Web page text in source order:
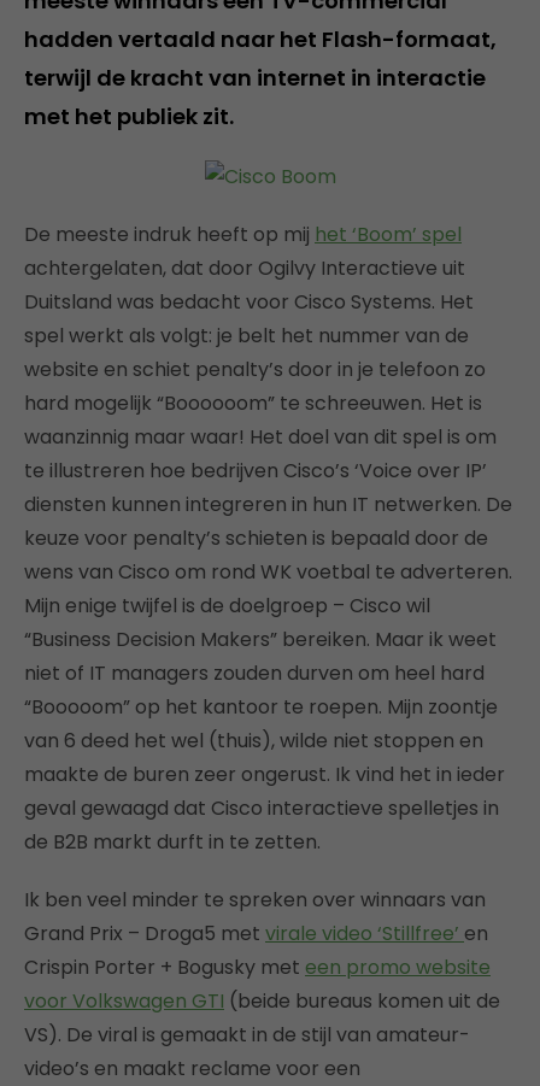
hadden vertaald naar het Flash-formaat,
terwijl de kracht van internet in interactie
met het publiek zit.
De meeste indruk heeft op mij het ‘Boom’ spel
achtergelaten, dat door Ogilvy Interactieve uit
Duitsland was bedacht voor Cisco Systems. Het
spel werkt als volgt: je belt het nummer van de
website en schiet penalty’s door in je telefoon zo
hard mogelijk “Boooooom” te schreeuwen. Het is
waanzinnig maar waar! Het doel van dit spel is om
te illustreren hoe bedrijven Cisco’s ‘Voice over IP’
diensten kunnen integreren in hun IT netwerken. De
keuze voor penalty’s schieten is bepaald door de
wens van Cisco om rond WK voetbal te adverteren.
Mijn enige twijfel is de doelgroep – Cisco wil
“Business Decision Makers” bereiken. Maar ik weet
niet of IT managers zouden durven om heel hard
“Booooom” op het kantoor te roepen. Mijn zoontje
van 6 deed het wel (thuis), wilde niet stoppen en
maakte de buren zeer ongerust. Ik vind het in ieder
geval gewaagd dat Cisco interactieve spelletjes in
de B2B markt durft in te zetten.
Ik ben veel minder te spreken over winnaars van
Grand Prix – Droga5 met virale video ‘Stillfree’ en
Crispin Porter + Bogusky met een promo website
voor Volkswagen GTI (beide bureaus komen uit de
VS). De viral is gemaakt in de stijl van amateur-
video’s en maakt reclame voor een